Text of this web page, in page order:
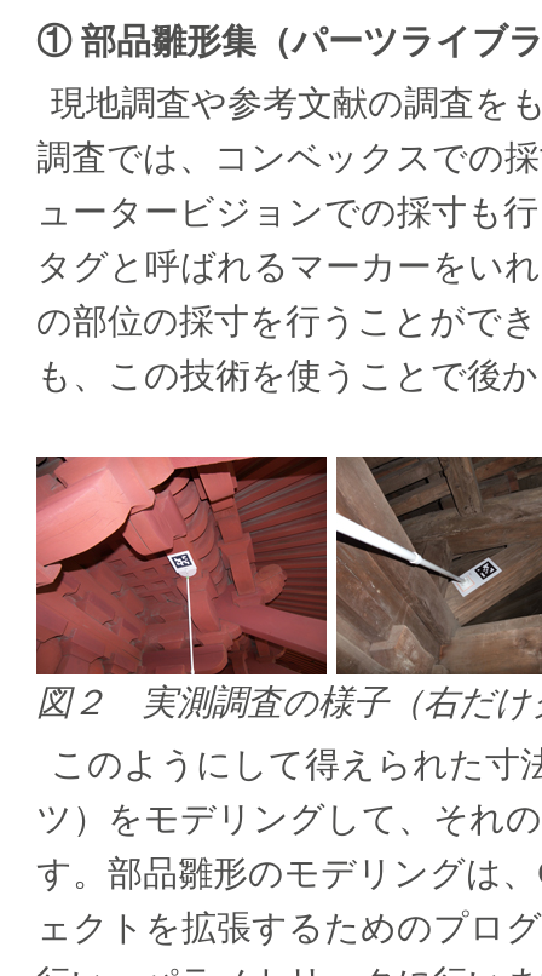
① 部品雛形集（パーツライブ
現地調査や参考文献の調査を
調査では、コンベックスでの
ュータービジョンでの採寸も
タグと呼ばれるマーカーをい
の部位の採寸を行うことがで
も、この技術を使うことで後
図２ 実測調査の様子（右だけ
このようにして得えられた寸
ツ）をモデリングして、それ
す。部品雛形のモデリングは
ェクトを拡張するためのプロ